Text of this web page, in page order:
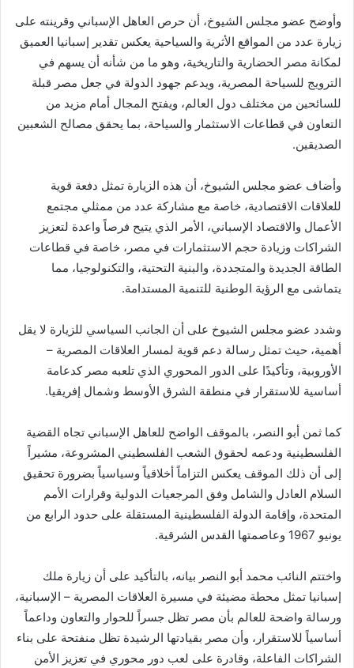
وأوضح عضو مجلس الشيوخ، أن حرص العاهل الإسباني وقرينته على
زيارة عدد من المواقع الأثرية والسياحية يعكس تقدير إسبانيا العميق
لمكانة مصر الحضارية والتاريخية، وهو ما من شأنه أن يسهم في
الترويج للسياحة المصرية، ويدعم جهود الدولة في جعل مصر قبلة
للسائحين من مختلف دول العالم، ويفتح المجال أمام مزيد من
التعاون في قطاعات الاستثمار والسياحة، بما يحقق مصالح الشعبين
الصديقين.
وأضاف عضو مجلس الشيوخ، أن هذه الزيارة تمثل دفعة قوية
للعلاقات الاقتصادية، خاصة مع مشاركة عدد من ممثلي مجتمع
الأعمال والاقتصاد الإسباني، الأمر الذي يتيح فرصاً واعدة لتعزيز
الشراكات وزيادة حجم الاستثمارات في مصر، خاصة في قطاعات
الطاقة الجديدة والمتجددة، والبنية التحتية، والتكنولوجيا، مما
يتماشى مع الرؤية الوطنية للتنمية المستدامة.
وشدد عضو مجلس الشيوخ على أن الجانب السياسي للزيارة لا يقل
أهمية، حيث تمثل رسالة دعم قوية لمسار العلاقات المصرية –
الأوروبية، وتأكيدًا على الدور المحوري الذي تلعبه مصر كدعامة
أساسية للاستقرار في منطقة الشرق الأوسط وشمال إفريقيا.
كما ثمن أبو النصر، بالموقف الواضح للعاهل الإسباني تجاه القضية
الفلسطينية ودعمه لحقوق الشعب الفلسطيني المشروعة، مشيراً
إلى أن ذلك الموقف يعكس التزاماً أخلاقياً وسياسياً بضرورة تحقيق
السلام العادل والشامل وفق المرجعيات الدولية وقرارات الأمم
المتحدة، وإقامة الدولة الفلسطينية المستقلة على حدود الرابع من
يونيو 1967 وعاصمتها القدس الشرقية.
واختتم النائب محمد أبو النصر بيانه، بالتأكيد على أن زيارة ملك
إسبانيا تمثل محطة مضيئة في مسيرة العلاقات المصرية – الإسبانية،
ورسالة واضحة للعالم بأن مصر تظل جسراً للحوار والتعاون وداعماً
أساسياً للاستقرار، وأن مصر بقيادتها الرشيدة تظل منفتحة على بناء
الشراكات الفاعلة، وقادرة على لعب دور محوري في تعزيز الأمن